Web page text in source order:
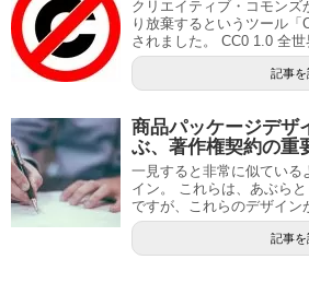
クリエイティブ・コモンズ
り放棄するというツール「
されました。 CC0 1.0 全
記事を
商品パッケージデザ
ぶ、著作権契約の重
一見すると非常に似ている
イン。 これらは、あぶら
ですが、これらのデザイン
記事を